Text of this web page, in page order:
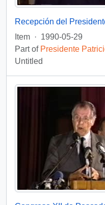
Item · 1990-05-29
Part of Presidente
Untitled